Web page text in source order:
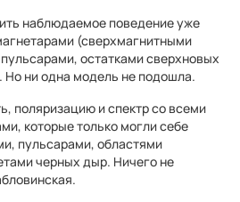
наблюдаемое поведение уже
(сверхмагнитными
остатками сверхновых
ни одна модель не подошла.
поляризацию и спектр со всеми
которые только могли себе
пульсарами, областями
черных дыр. Ничего не